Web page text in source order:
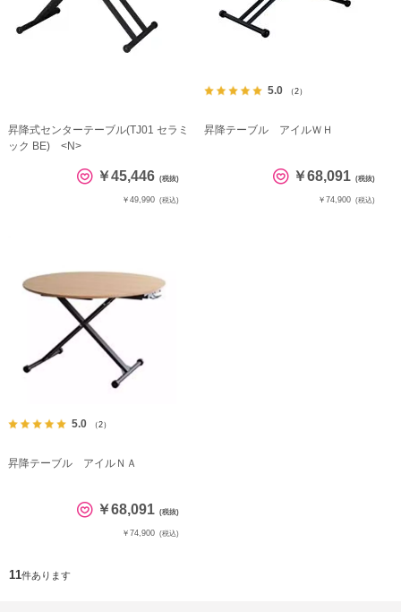
昇降式センターテーブル(TJ01 セラミ
ック BE) <N>
￥45,446 (税抜)
￥49,990 (税込)
5.0 （2）
昇降テーブル アイルＷＨ
￥68,091 (税抜)
￥74,900 (税込)
5.0 （2）
昇降テーブル アイルＮＡ
￥68,091 (税抜)
￥74,900 (税込)
11件あります